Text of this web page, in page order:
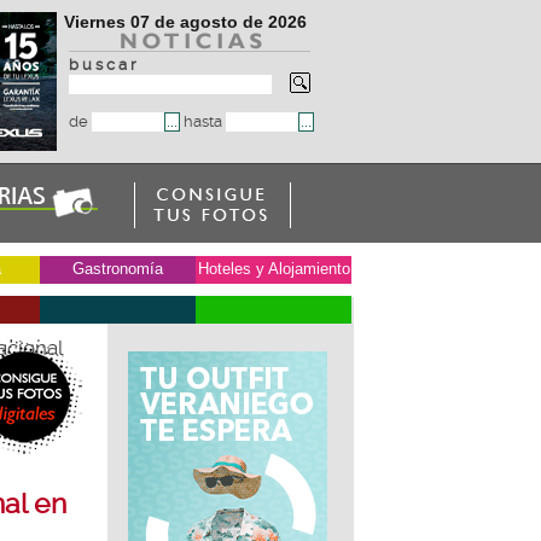
Viernes 07 de agosto de 2026
b u s c a r
de hasta
Gastronomía Hoteles y Alojamiento
en